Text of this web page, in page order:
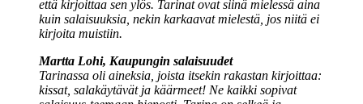
että kirjoittaa sen ylös. Tarinat ovat siinä mielessä aina
kuin salaisuuksia, nekin karkaavat mielestä, jos niitä ei
kirjoita muistiin.
Martta Lohi, Kaupungin salaisuudet
Tarinassa oli aineksia, joista itsekin rakastan kirjoittaa:
kissat, salakäytävät ja käärmeet! Ne kaikki sopivat